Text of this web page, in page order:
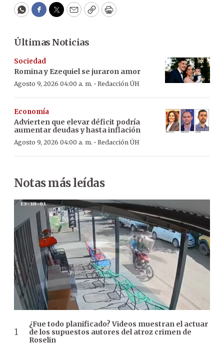
WhatsApp
Facebook
Twitter
EmailCopyPrint
Últimas Noticias
Sociedad
Romina y Ezequiel se juraron amor
Agosto 9, 2026 04:00 a. m. · Redacción ÚH
Economía
Advierten que elevar déficit podría
aumentar deudas y hasta inflación
Agosto 9, 2026 04:00 a. m. · Redacción ÚH
Notas más leídas
¿Fue todo planificado? Videos muestran el actuar
de los supuestos autores del atroz crimen de
Roselin